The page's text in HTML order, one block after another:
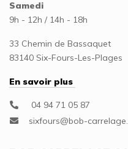
Samedi
9h - 12h / 14h - 18h
33 Chemin de Bassaquet
83140 Six-Fours-Les-Plages
En savoir plus
04 94 71 05 87